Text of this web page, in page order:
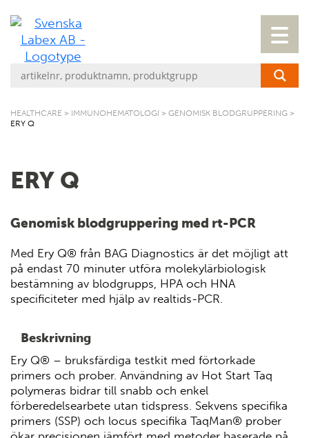
HEALTHCARE > IMMUNOHEMATOLOGI > GENOMISK BLODGRUPPERING >
ERY Q
ERY Q
Genomisk blodgruppering med rt-PCR
Med Ery Q® från BAG Diagnostics är det möjligt att
på endast 70 minuter utföra molekylärbiologisk
bestämning av blodgrupps, HPA och HNA
specificiteter med hjälp av realtids-PCR.
Beskrivning
Ery Q® – bruksfärdiga testkit med förtorkade
primers och prober. Användning av Hot Start Taq
polymeras bidrar till snabb och enkel
förberedelsearbete utan tidspress. Sekvens specifika
primers (SSP) och locus specifika TaqMan® prober